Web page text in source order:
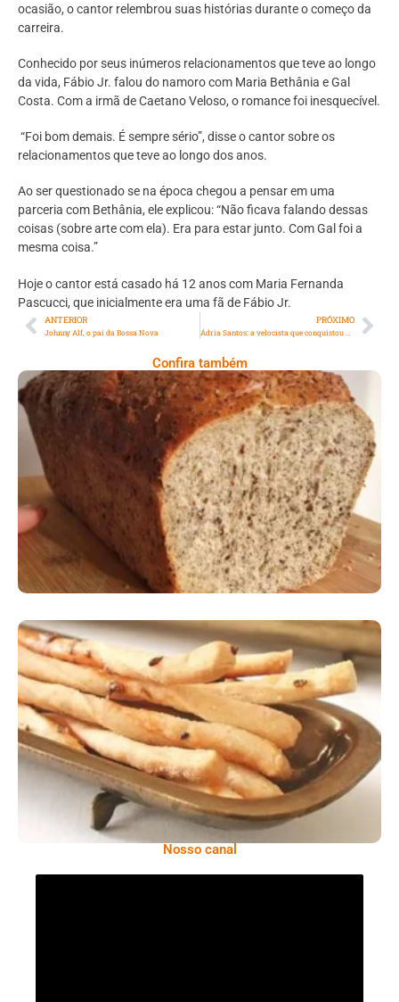
ocasião, o cantor relembrou suas histórias durante o começo da
carreira.
Conhecido por seus inúmeros relacionamentos que teve ao longo
da vida, Fábio Jr. falou do namoro com Maria Bethânia e Gal
Costa. Com a irmã de Caetano Veloso, o romance foi inesquecível.
“Foi bom demais. É sempre sério”, disse o cantor sobre os
relacionamentos que teve ao longo dos anos.
Ao ser questionado se na época chegou a pensar em uma
parceria com Bethânia, ele explicou: “Não ficava falando dessas
coisas (sobre arte com ela). Era para estar junto. Com Gal foi a
mesma coisa.”
Hoje o cantor está casado há 12 anos com Maria Fernanda
Pascucci, que inicialmente era uma fã de Fábio Jr.
ANTERIOR
Johnny Alf, o pai da Bossa Nova
PRÓXIMO
Confira também
Comer Bem: Pão Low Carb
Comer Bem: Palitinhos De Cebola E Salsa
Nosso canal